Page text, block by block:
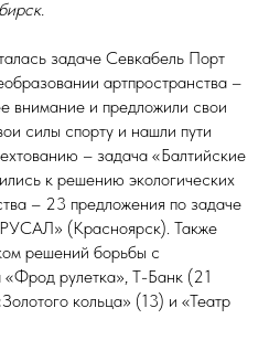
задаче Севкабель Порт
артпространства –
внимание и предложили свои
силы спорту и нашли пути
– задача «Балтийские
к решению экологических
– 23 предложения по задаче
(Красноярск). Также
решений борьбы с
рулетка», Т-Банк (21
кольца» (13) и «Театр